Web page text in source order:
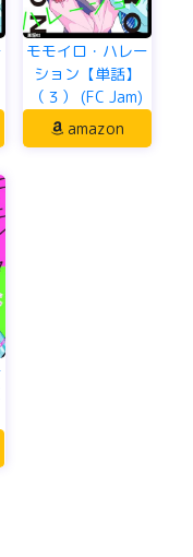
モモイロ・ハレー
ション【単話】
（３） (FC Jam)
amazon